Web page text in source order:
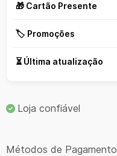
🎁 Cartão Presente
🏷️ Promoções
⏳ Última atualização
Loja confiável
Métodos de Pagamento